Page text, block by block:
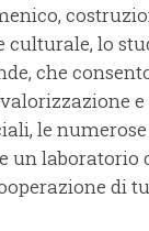
culturale, lo
che
le
un
di